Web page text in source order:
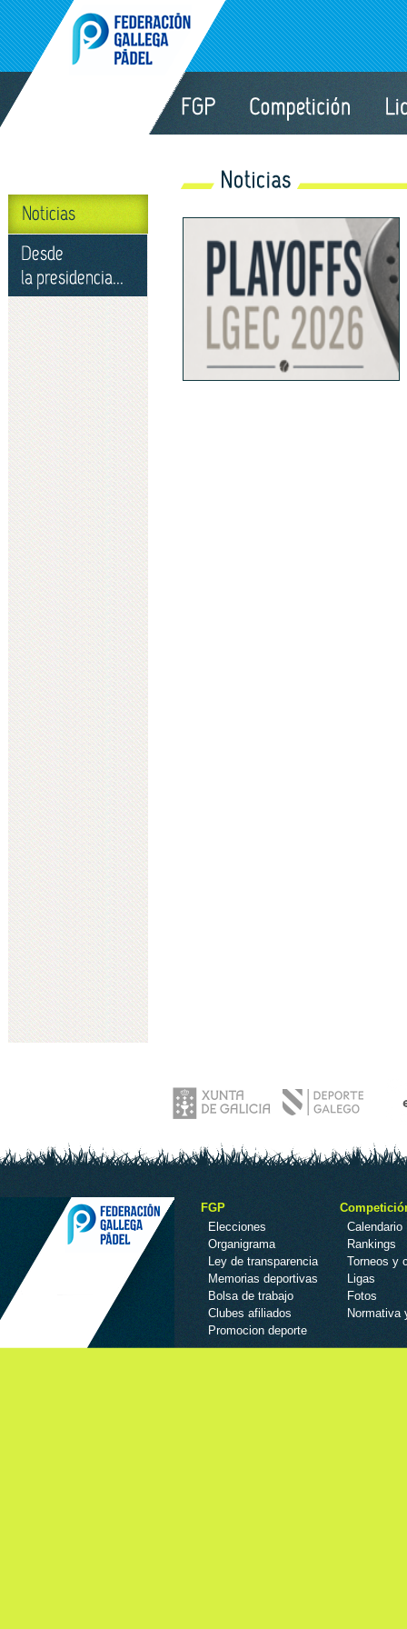
FGP
Elecciones
Organigrama
Ley de transparencia
Memorias deportivas
Bolsa de trabajo
Clubes afiliados
Promocion deporte
Calendario
Rankings
Torneos y
Ligas
Fotos
Normativa